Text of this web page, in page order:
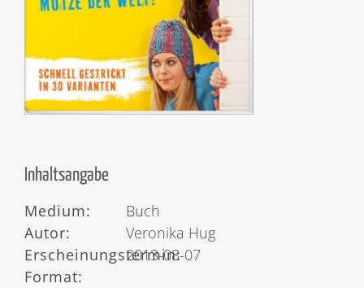
Inhaltsangabe
Medium:
Buch
Autor:
Veronika Hug
Erscheinungstermin:
2013-08-07
Format: